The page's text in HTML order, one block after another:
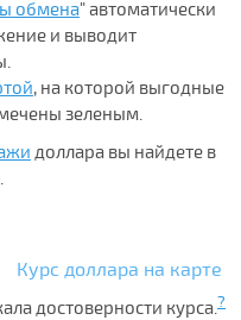
обмена" автоматически
и выводит
, на которой выгодные
зеленым.
доллара вы найдете в
Курс доллара на карте
достоверности курса.?